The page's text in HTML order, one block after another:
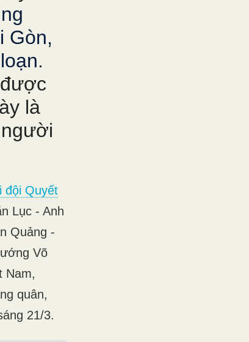
Gòn,
.
là
đội Quyết
Lục - Anh
Quảng -
Võ
Nam,
quân,
21/3.